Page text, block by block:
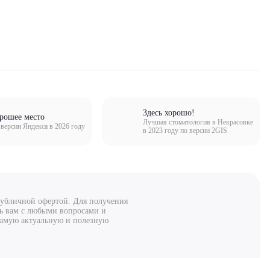
место
Яндекса в 2026 году
Здесь хорошо!
Лучшая стоматология в Некрасовке
в 2023 году по версии 2GIS
офертой. Для получения
вам с любыми вопросами и
актуальную и полезную